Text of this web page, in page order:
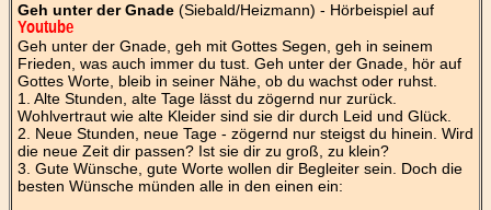
Geh unter der Gnade(Siebald/Heizmann) - Hörbeispiel auf
Youtube
Geh unter der Gnade, geh mit Gottes Segen, geh in seinem
Frieden, was auch immer du tust. Geh unter der Gnade, hör auf
Gottes Worte, bleib in seiner Nähe, ob du wachst oder ruhst.
1. Alte Stunden, alte Tage lässt du zögernd nur zurück.
Wohlvertraut wie alte Kleider sind sie dir durch Leid und Glück.
2. Neue Stunden, neue Tage - zögernd nur steigst du hinein. Wird
die neue Zeit dir passen? Ist sie dir zu groß, zu klein?
3. Gute Wünsche, gute Worte wollen dir Begleiter sein. Doch die
besten Wünsche münden alle in den einen ein: